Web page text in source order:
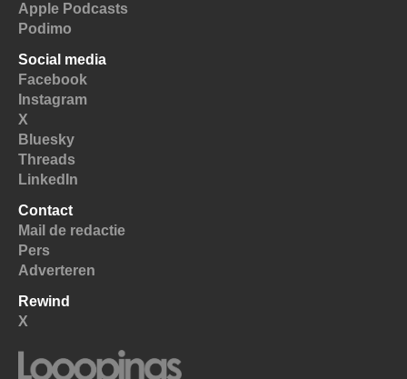
Apple Podcasts
Podimo
Social media
Facebook
Instagram
X
Bluesky
Threads
LinkedIn
Contact
Mail de redactie
Pers
Adverteren
Rewind
X